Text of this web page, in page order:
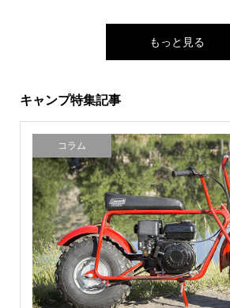
もっと見る
キャンプ特集記事
コラム